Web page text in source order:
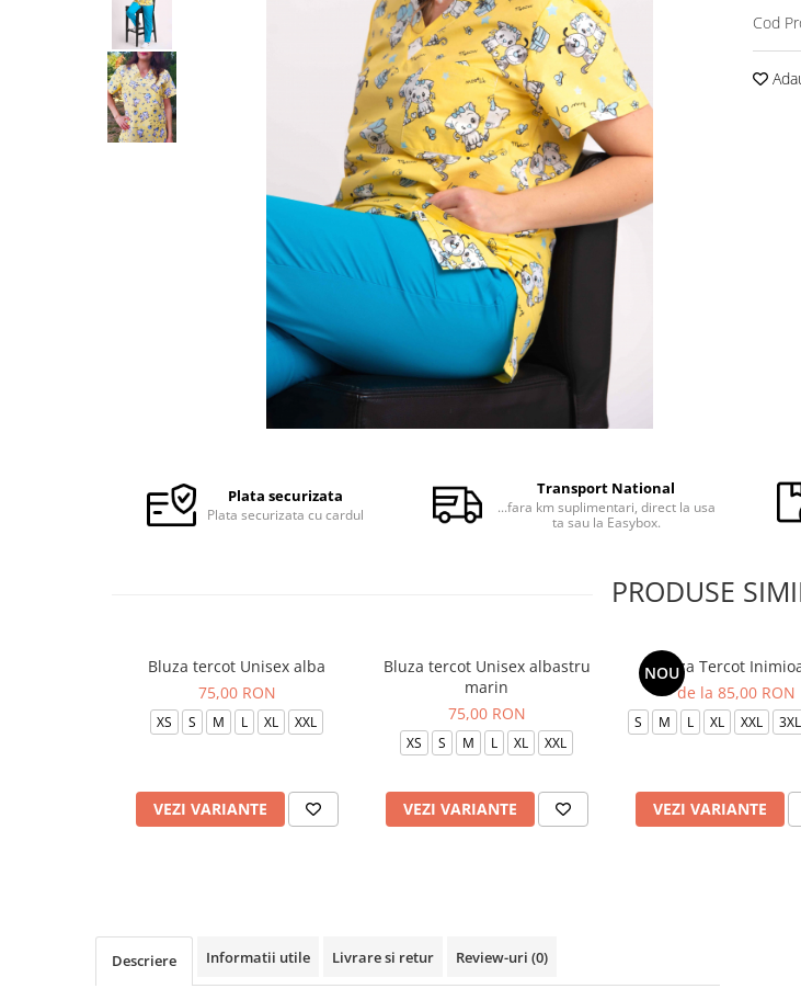
Halate medicale femei
Halate medicale barbati
Halate medicale P2 cu fluturas
Halate medicale cu nasturi
Facebook
Cod
Plata securizata
Plata securizata cu cardul
Transport National
...fara km suplimentari, direct la usa
ta sau la Easybox.
PRODUSE
Bluza tercot Unisex alba
75,00 RON
XS S M L XL XXL
VEZI VARIANTE
Bluza tercot Unisex albastru
marin
75,00 RON
XS S M L XL XXL
VEZI VARIANTE
NOU
Bluza Tercot
de la 85,00 RON
S M L XL XXL 3XL
VEZI VARIANTE
Descriere Informatii utile Livrare si retur Review-uri (0)